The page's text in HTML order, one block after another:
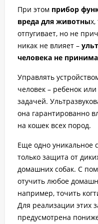
При этом прибор
вреда для животных,
отпугивает, но не
никак не влияет –
человека не
Управлять
человек – ребенок
задачей.
она гарантированно
на кошек всех пород.
Еще одно уникальное
только защита от
домашних собак. С
отучить любое
например, точить
Для реализации этих
предусмотрена